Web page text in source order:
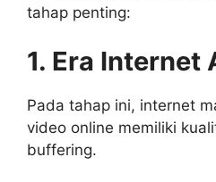
tahap penting:
1. Era Internet
Pada tahap ini, internet
video online memiliki
buffering.